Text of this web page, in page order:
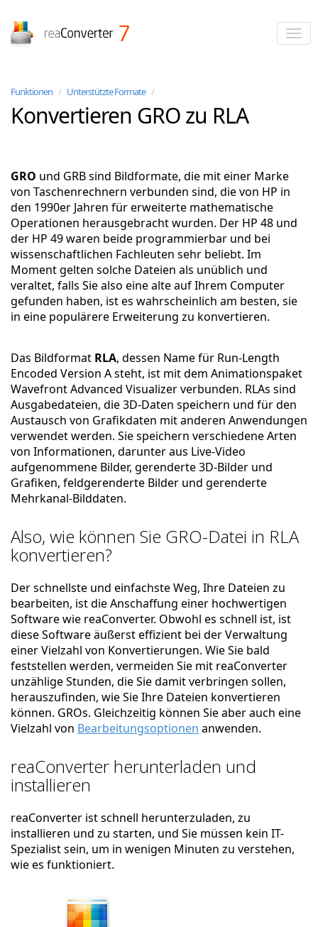
Funktionen / Unterstützte Formate /
Konvertieren GRO zu RLA
GRO und GRB sind Bildformate, die mit einer Marke
von Taschenrechnern verbunden sind, die von HP in
den 1990er Jahren für erweiterte mathematische
Operationen herausgebracht wurden. Der HP 48 und
der HP 49 waren beide programmierbar und bei
wissenschaftlichen Fachleuten sehr beliebt. Im
Moment gelten solche Dateien als unüblich und
veraltet, falls Sie also eine alte auf Ihrem Computer
gefunden haben, ist es wahrscheinlich am besten, sie
in eine populärere Erweiterung zu konvertieren.
Das Bildformat RLA, dessen Name für Run-Length
Encoded Version A steht, ist mit dem Animationspaket
Wavefront Advanced Visualizer verbunden. RLAs sind
Ausgabedateien, die 3D-Daten speichern und für den
Austausch von Grafikdaten mit anderen Anwendungen
verwendet werden. Sie speichern verschiedene Arten
von Informationen, darunter aus Live-Video
aufgenommene Bilder, gerenderte 3D-Bilder und
Grafiken, feldgerenderte Bilder und gerenderte
Mehrkanal-Bilddaten.
Also, wie können Sie GRO-Datei in RLA
konvertieren?
Der schnellste und einfachste Weg, Ihre Dateien zu
bearbeiten, ist die Anschaffung einer hochwertigen
Software wie reaConverter. Obwohl es schnell ist, ist
diese Software äußerst effizient bei der Verwaltung
einer Vielzahl von Konvertierungen. Wie Sie bald
feststellen werden, vermeiden Sie mit reaConverter
unzählige Stunden, die Sie damit verbringen sollen,
herauszufinden, wie Sie Ihre Dateien konvertieren
können. GROs. Gleichzeitig können Sie aber auch eine
Vielzahl von Bearbeitungsoptionen anwenden.
reaConverter herunterladen und
installieren
reaConverter ist schnell herunterzuladen, zu
installieren und zu starten, und Sie müssen kein IT-
Spezialist sein, um in wenigen Minuten zu verstehen,
wie es funktioniert.